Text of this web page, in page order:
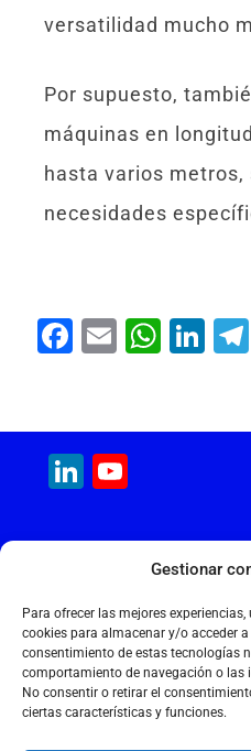
Gestionar
Para ofrecer las mejores
cookies para almacenar y/o acceder
consentimiento de estas tecnologías
comportamiento de navegación o las
No consentir o retirar el
ciertas características y funciones.
versatilidad mucho
Por supuesto,
máquinas en
hasta varios metros,
necesidades
F
e
b
o
E
l
W
s
p
Li
e
LinkedIn
Calle Cantir, 12 – Nave 7
Polígono Industrial
08292 Esparreguera –
+34 934 397 038